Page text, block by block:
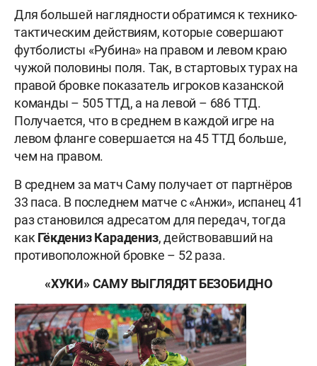
Для большей наглядности обратимся к технико-
тактическим действиям, которые совершают
футболисты «Рубина» на правом и левом краю
чужой половины поля. Так, в стартовых турах на
правой бровке показатель игроков казанской
команды – 505 ТТД, а на левой – 686 ТТД.
Получается, что в среднем в каждой игре на
левом фланге совершается на 45 ТТД больше,
чем на правом.
В среднем за матч Саму получает от партнёров
33 паса. В последнем матче с «Анжи», испанец 41
раз становился адресатом для передач, тогда
какГёкдениз Карадениз, действовавший на
противоположной бровке – 52 раза.
«ХУКИ» САМУ ВЫГЛЯДЯТ БЕЗОБИДНО